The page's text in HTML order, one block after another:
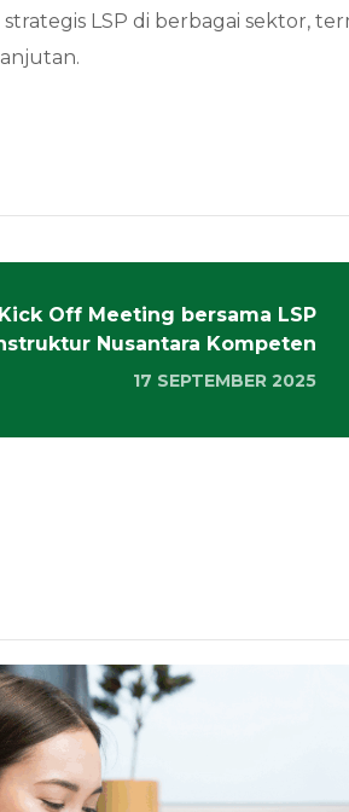
LSP di berbagai sektor,
Kick Off Meeting bersama LSP
Nusantara Kompeten
17 SEPTEMBER 2025